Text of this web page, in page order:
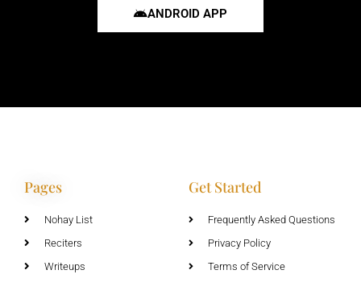
ANDROID APP
Pages
Nohay List
Reciters
Writeups
Get Started
Frequently Asked Questions
Privacy Policy
Terms of Service